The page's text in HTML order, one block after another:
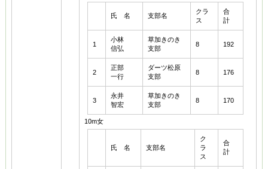
氏 名 支部名
クラ
ス
合
計
1
小林
信弘
草加きのき
支部
8 192
2
正部
一行
ダーツ松原
支部
8 176
3
永井
智宏
草加きのき
支部
8 170
10m女
氏 名 支部名
ク
ラ
ス
合
計